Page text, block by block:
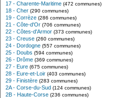
17 - Charente-Maritime (472 communes)
18 - Cher (290 communes)
19 - Corrèze (286 communes)
21 - Côte-d'Or (706 communes)
22 - Côtes-d'Armor (373 communes)
23 - Creuse (260 communes)
24 - Dordogne (557 communes)
25 - Doubs (594 communes)
26 - Drôme (369 communes)
27 - Eure (675 communes)
28 - Eure-et-Loir (403 communes)
29 - Finistère (283 communes)
2A - Corse-du-Sud (124 communes)
2B - Haute-Corse (236 communes)